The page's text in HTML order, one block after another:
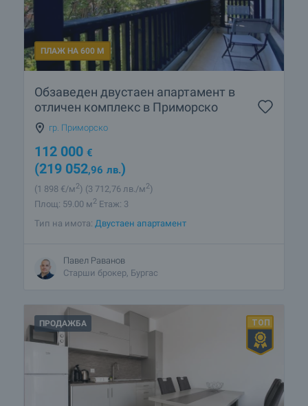
ПЛАЖ НА 600 М
Обзаведен двустаен апартамент в
отличен комплекс в Приморско
гр. Приморско
112 000 €
(219 052,96 лв.)
(1 898 €/м2) (3 712,76 лв./м2)
Площ: 59.00 м2 Етаж: 3
Тип на имота: Двустаен апартамент
Павел Раванов
Старши брокер, Бургас
ПРОДАЖБА